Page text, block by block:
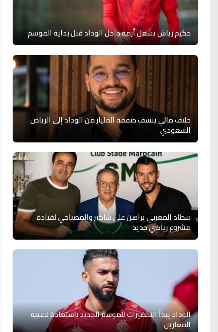
حكيم زياش يشعل أزمة داخل الوداد قبل بداية الموسم
خلاف مالي ينسف صفقة المليار من الوداد إلى الرياض
السعودي
سطاد المغربي يراهن على شاكير والمصباحي لقيادة
مشروع رياضي جديد
الوداد يبدأ التحضيرات للموسم الجديد باستعادة لاعبيه
المعارين